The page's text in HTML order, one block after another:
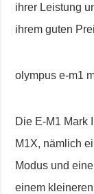
ihrer Leistung
ihrem guten
olympus e-m1
Die E-M1 Mark
M1X, nämlich
Modus und
einem